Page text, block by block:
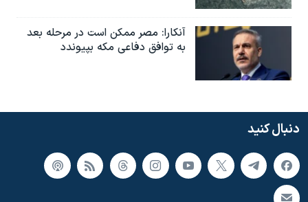
آنکارا: مصر ممکن است در مرحله بعد
به توافق دفاعی مکه بپیوندد
دنبال کنید